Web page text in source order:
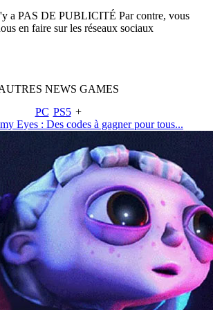
a PAS DE PUBLICITÉ Par contre, vous
en faire sur les réseaux sociaux
NEWS GAMES
PC PS5 +
Eyes : Des codes à gagner pour tous...